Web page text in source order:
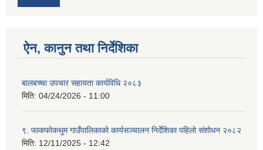
ऐन, कानुन तथा निर्देशिका
बालबच्चा उपचार सहायता कार्यविधि २०८३
मिति: 04/24/2026 - 11:00
९. फाकफोकथुम गाउँपालिकाको कार्यसञ्चालन निर्देशिका पहिलो संशोधन २०८२
मिति: 12/11/2025 - 12:42